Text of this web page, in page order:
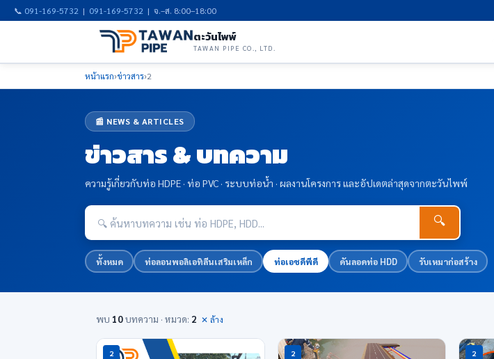
📞 091-169-5732 | 091-169-5732 | จ.–ส. 8:00–18:00
ตะวันไพพ์
TAWAN PIPE CO., LTD.
หน้าแรก›ข่าวสาร›2
📰 NEWS & ARTICLES
ข่าวสาร & บทความ
ความรู้เกี่ยวกับท่อ HDPE · ท่อ PVC · ระบบท่อน้ำ · ผลงานโครงการ และอัปเดตล่าสุดจากตะวันไพพ์
🔍
ทั้งหมด ท่อลอนพอลิเอทิลีนเสริมเหล็ก ท่อเอชดีพีดี ดันลอดท่อ HDD รับเหมาก่อสร้าง
พบ 10บทความ · หมวด: 2 ✕ ล้าง
2 2 2